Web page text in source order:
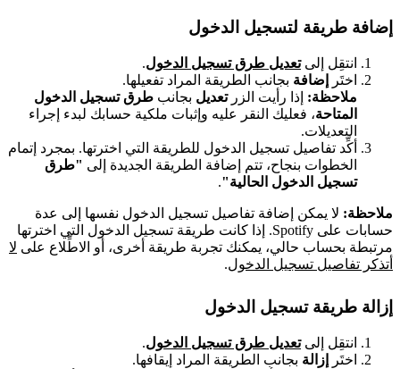
إضافة طريقة لتسجيل الدخول
انتقِل إلىتعديل طرق تسجيل الدخول.
اختَر
إضافة بجانب الطريقة المراد تفعيلها.
ملاحظة: إذا رأيت الزرتعديل بجانب طرق تسجيل الدخول
المتاحة، فعليك النقر عليه وإثبات ملكية حسابك لبدء إجراء
التعديلات.
أكِّد تفاصيل تسجيل الدخول للطريقة التي اخترتها. بمجرد إتمام
الخطوات بنجاح، تتم إضافة الطريقة الجديدة إلى "طرق
تسجيل الدخول الحالية".
ملاحظة: لا يمكن إضافة تفاصيل تسجيل الدخول نفسها إلى عدة
حسابات على Spotify. إذا كانت طريقة تسجيل الدخول التي اخترتها
مرتبطة بحساب حالي، يمكنك تجربة طريقة أخرى، أو الاطِّلاع على لا
أتذكر تفاصيل تسجيل الدخول.
إزالة طريقة تسجيل الدخول
انتقِل إلىتعديل طرق تسجيل الدخول.
اختَر
إزالة بجانب الطريقة المراد إيقافها.